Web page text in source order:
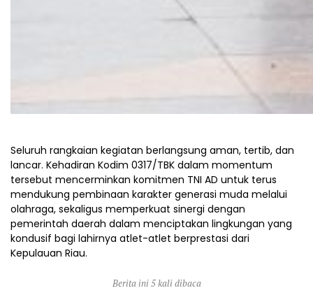
Seluruh rangkaian kegiatan berlangsung aman, tertib, dan
lancar. Kehadiran Kodim 0317/TBK dalam momentum
tersebut mencerminkan komitmen TNI AD untuk terus
mendukung pembinaan karakter generasi muda melalui
olahraga, sekaligus memperkuat sinergi dengan
pemerintah daerah dalam menciptakan lingkungan yang
kondusif bagi lahirnya atlet-atlet berprestasi dari
Kepulauan Riau.
Berita ini 5 kali dibaca